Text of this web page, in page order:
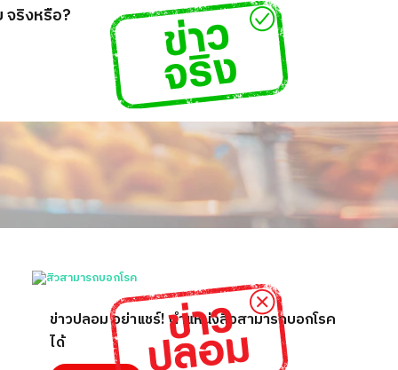
ริงหรือ?
ข่าวปลอม อย่าแชร์! ตำแหน่งสิวสามารถบอกโรค
ได้